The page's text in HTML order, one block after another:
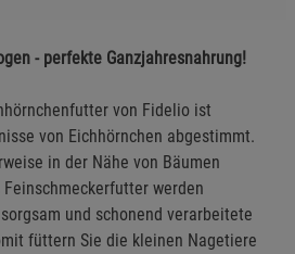
- perfekte Ganzjahresnahrung!
von Fidelio ist
von Eichhörnchen abgestimmt.
in der Nähe von Bäumen
werden
und schonend verarbeitete
füttern Sie die kleinen Nagetiere